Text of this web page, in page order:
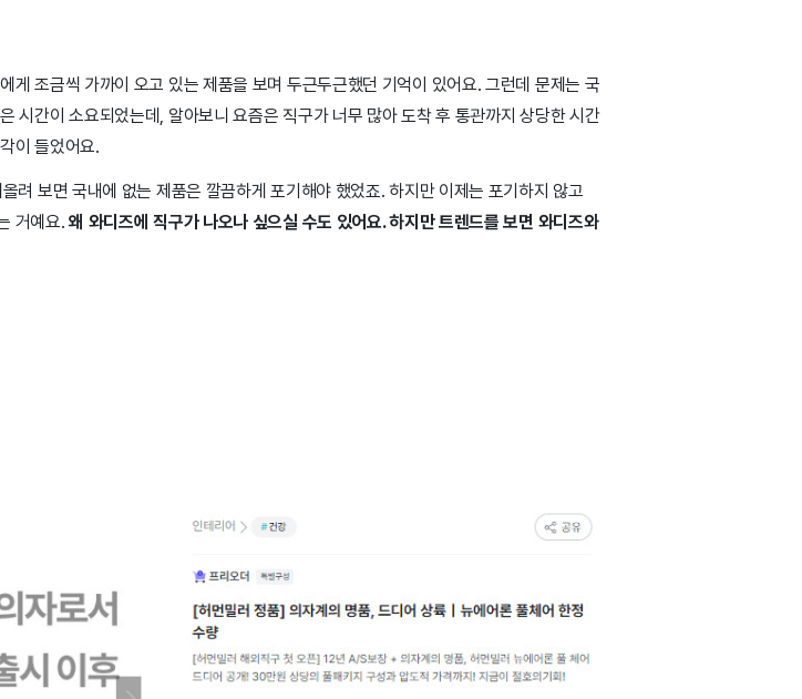
게 조금씩 가까이 오고 있는 제품을 보며 두근두근했던 기억이 있어요. 그런데 문제는 국
시간이 소요되었는데, 알아보니 요즘은 직구가 너무 많아 도착 후 통관까지 상당한 시간
이 들었어요.
려 보면 국내에 없는 제품은 깔끔하게 포기해야 했었죠. 하지만 이제는 포기하지 않고
거예요.왜 와디즈에 직구가 나오나 싶으실 수도 있어요. 하지만 트렌드를 보면 와디즈와